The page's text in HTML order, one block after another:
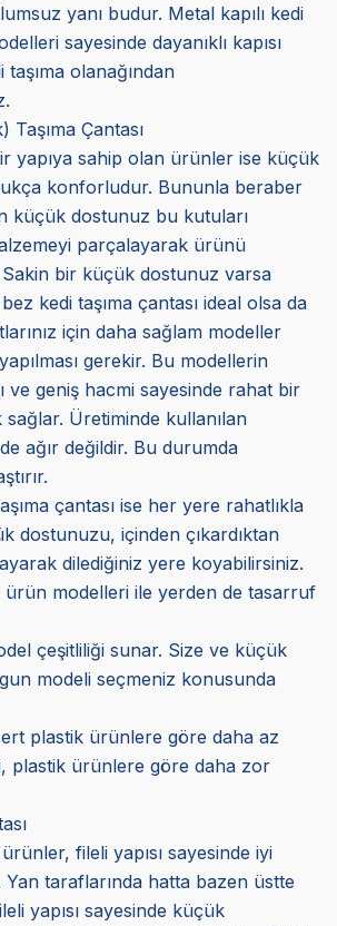
yanı budur. Metal kapılı kedi
sayesinde dayanıklı kapısı
olanağından
Taşıma Çantası
yapıya sahip olan ürünler ise küçük
konforludur. Bununla beraber
küçük dostunuz bu kutuları
parçalayarak ürünü
bir küçük dostunuz varsa
kedi taşıma çantası ideal olsa da
için daha sağlam modeller
gerekir. Bu modellerin
ve geniş hacmi sayesinde rahat bir
Üretiminde kullanılan
ağır değildir. Bu durumda
çantası ise her yere rahatlıkla
dostunuzu, içinden çıkardıktan
dilediğiniz yere koyabilirsiniz.
ürün modelleri ile yerden de tasarruf
çeşitliliği sunar. Size ve küçük
modeli seçmeniz konusunda
plastik ürünlere göre daha az
plastik ürünlere göre daha zor
fileli yapısı sayesinde iyi
Yan taraflarında hatta bazen üstte
yapısı sayesinde küçük